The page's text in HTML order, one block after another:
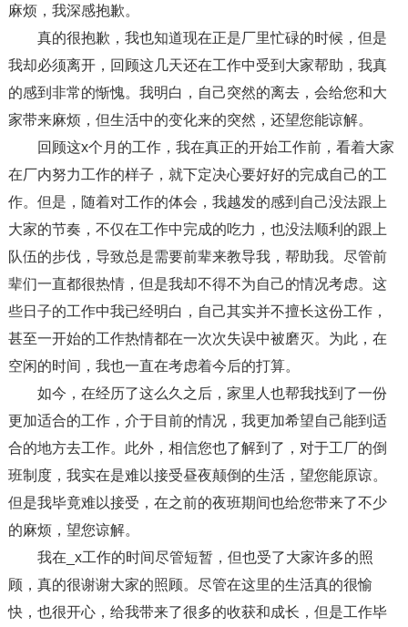
麻烦，我深感抱歉。
真的很抱歉，我也知道现在正是厂里忙碌的时候，但是
我却必须离开，回顾这几天还在工作中受到大家帮助，我真
的感到非常的惭愧。我明白，自己突然的离去，会给您和大
家带来麻烦，但生活中的变化来的突然，还望您能谅解。
回顾这x个月的工作，我在真正的开始工作前，看着大家
在厂内努力工作的样子，就下定决心要好好的完成自己的工
作。但是，随着对工作的体会，我越发的感到自己没法跟上
大家的节奏，不仅在工作中完成的吃力，也没法顺利的跟上
队伍的步伐，导致总是需要前辈来教导我，帮助我。尽管前
辈们一直都很热情，但是我却不得不为自己的情况考虑。这
些日子的工作中我已经明白，自己其实并不擅长这份工作，
甚至一开始的工作热情都在一次次失误中被磨灭。为此，在
空闲的时间，我也一直在考虑着今后的打算。
如今，在经历了这么久之后，家里人也帮我找到了一份
更加适合的工作，介于目前的情况，我更加希望自己能到适
合的地方去工作。此外，相信您也了解到了，对于工厂的倒
班制度，我实在是难以接受昼夜颠倒的生活，望您能原谅。
但是我毕竟难以接受，在之前的夜班期间也给您带来了不少
的麻烦，望您谅解。
我在_x工作的时间尽管短暂，但也受了大家许多的照
顾，真的很谢谢大家的照顾。尽管在这里的生活真的很愉
快，也很开心，给我带来了很多的收获和成长，但是工作毕